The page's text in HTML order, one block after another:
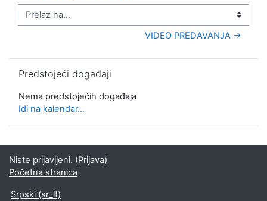
Prelaz na...
VIDEO PREDAVANJA →
Predstojeći događaji
Nema predstojećih događaja
Idi na kalendar...
Niste prijavljeni. (Prijava)
Početna stranica
Srpski ‎(sr_lt)‎